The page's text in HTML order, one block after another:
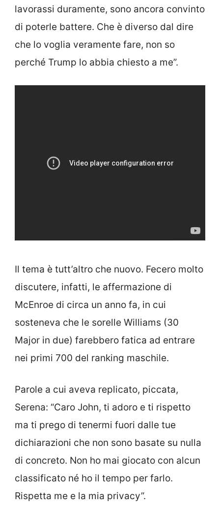
lavorassi duramente, sono ancora convinto
di poterle battere. Che è diverso dal dire
che lo voglia veramente fare, non so
perché Trump lo abbia chiesto a me”.
Il tema è tutt’altro che nuovo. Fecero molto
discutere, infatti, le affermazione di
McEnroe di circa un anno fa, in cui
sosteneva che le sorelle Williams (30
Major in due) farebbero fatica ad entrare
nei primi 700 del ranking maschile.
Parole a cui aveva replicato, piccata,
Serena: “Caro John, ti adoro e ti rispetto
ma ti prego di tenermi fuori dalle tue
dichiarazioni che non sono basate su nulla
di concreto. Non ho mai giocato con alcun
classificato né ho il tempo per farlo.
Rispetta me e la mia privacy”.